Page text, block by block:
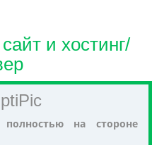
и хостинг/
на стороне